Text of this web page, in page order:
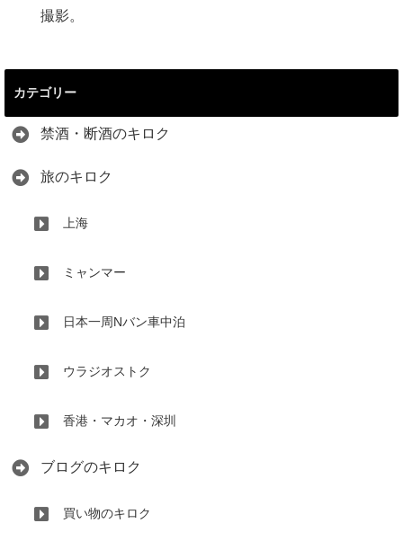
撮影。
カテゴリー
禁酒・断酒のキロク
旅のキロク
上海
ミャンマー
日本一周Nバン車中泊
ウラジオストク
香港・マカオ・深圳
ブログのキロク
買い物のキロク